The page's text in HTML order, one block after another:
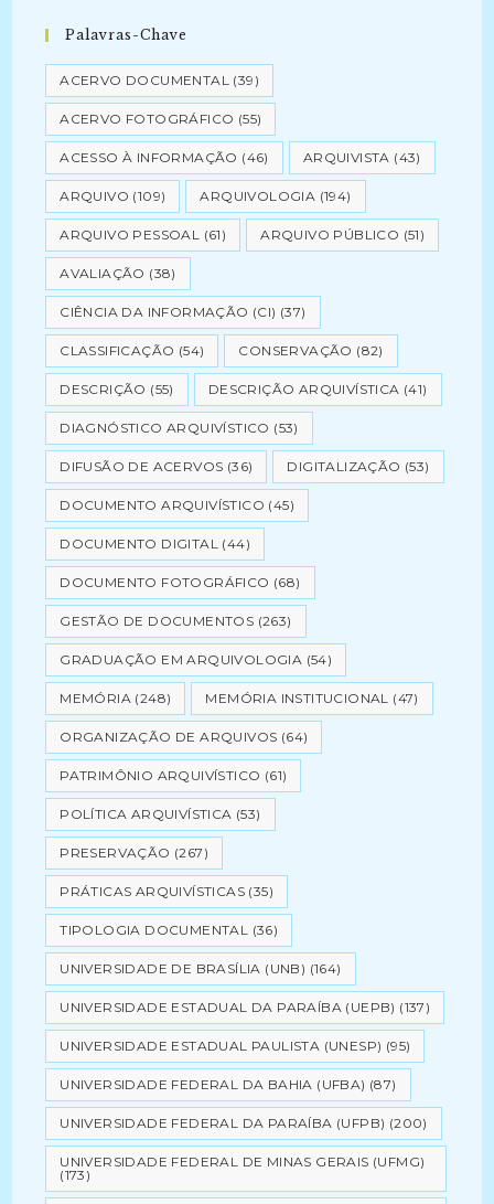
Palavras-Chave
ACERVO DOCUMENTAL (39)
ACERVO FOTOGRÁFICO (55)
ACESSO À INFORMAÇÃO (46) ARQUIVISTA (43)
ARQUIVO (109) ARQUIVOLOGIA (194)
ARQUIVO PESSOAL (61) ARQUIVO PÚBLICO (51)
AVALIAÇÃO (38)
CIÊNCIA DA INFORMAÇÃO (CI) (37)
CLASSIFICAÇÃO (54) CONSERVAÇÃO (82)
DESCRIÇÃO (55) DESCRIÇÃO ARQUIVÍSTICA (41)
DIAGNÓSTICO ARQUIVÍSTICO (53)
DIFUSÃO DE ACERVOS (36) DIGITALIZAÇÃO (53)
DOCUMENTO ARQUIVÍSTICO (45)
DOCUMENTO DIGITAL (44)
DOCUMENTO FOTOGRÁFICO (68)
GESTÃO DE DOCUMENTOS (263)
GRADUAÇÃO EM ARQUIVOLOGIA (54)
MEMÓRIA (248) MEMÓRIA INSTITUCIONAL (47)
ORGANIZAÇÃO DE ARQUIVOS (64)
PATRIMÔNIO ARQUIVÍSTICO (61)
POLÍTICA ARQUIVÍSTICA (53)
PRESERVAÇÃO (267)
PRÁTICAS ARQUIVÍSTICAS (35)
TIPOLOGIA DOCUMENTAL (36)
UNIVERSIDADE DE BRASÍLIA (UNB) (164)
UNIVERSIDADE ESTADUAL DA PARAÍBA (UEPB) (137)
UNIVERSIDADE ESTADUAL PAULISTA (UNESP) (95)
UNIVERSIDADE FEDERAL DA BAHIA (UFBA) (87)
UNIVERSIDADE FEDERAL DA PARAÍBA (UFPB) (200)
UNIVERSIDADE FEDERAL DE MINAS GERAIS (UFMG)
(173)